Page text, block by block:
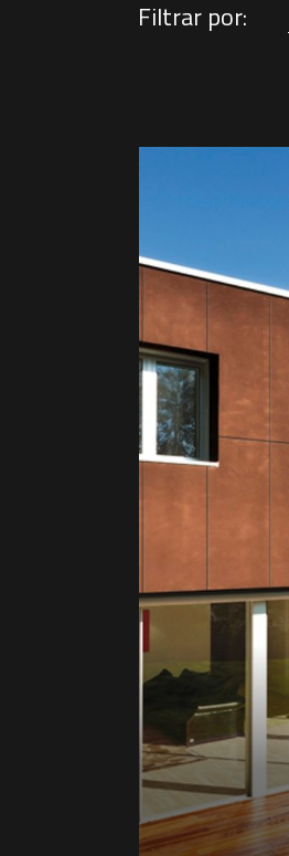
Filtrar por: